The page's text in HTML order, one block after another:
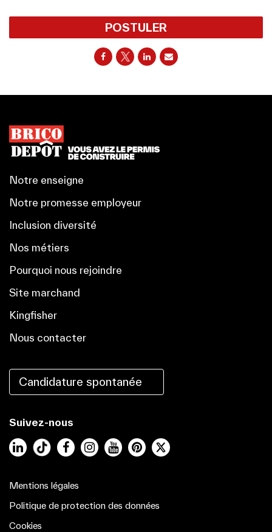
POSTULER
Notre enseigne
Notre promesse employeur
Inclusion diversité
Nos métiers
Pourquoi nous rejoindre
Site marchand
Kingfisher
Nous contacter
Candidature spontanée
Suivez-nous
LinkedIn FacebookInstagramYouTubePinterest
Mentions légales
Politique de protection des données
Cookies